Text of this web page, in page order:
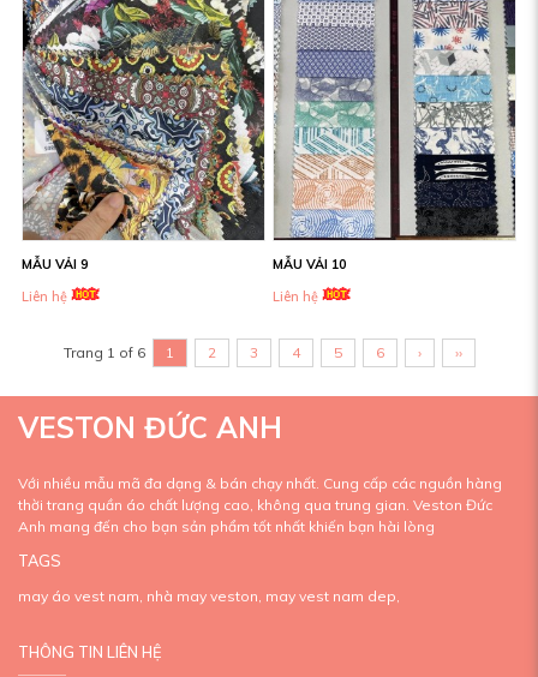
MẪU VẢI 9
Liên hệ
MẪU VẢI 10
Liên hệ
Trang 1 of 6 1 2 3 4 5 6 › ››
VESTON ĐỨC ANH
Với nhiều mẫu mã đa dạng & bán chạy nhất. Cung cấp các nguồn hàng
thời trang quần áo chất lượng cao, không qua trung gian. Veston Đức
Anh mang đến cho bạn sản phẩm tốt nhất khiến bạn hài lòng
TAGS
may áo vest nam, nhà may veston, may vest nam dep,
THÔNG TIN LIÊN HỆ